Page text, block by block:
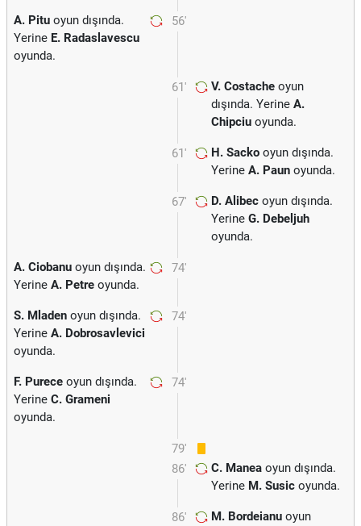
56'
A. Pitu oyun dışında.
Yerine E. Radaslavescu
oyunda.
61' V. Costache oyun
dışında. Yerine A.
Chipciu oyunda.
61' H. Sacko oyun dışında.
Yerine A. Paun oyunda.
67' D. Alibec oyun dışında.
Yerine G. Debeljuh
oyunda.
74'
A. Ciobanu oyun dışında.
Yerine A. Petre oyunda.
74'
S. Mladen oyun dışında.
Yerine A. Dobrosavlevici
oyunda.
74'
F. Purece oyun dışında.
Yerine C. Grameni
oyunda.
79'
86'
C. Manea oyun dışında.
Yerine M. Susic oyunda.
86' M. Bordeianu oyun